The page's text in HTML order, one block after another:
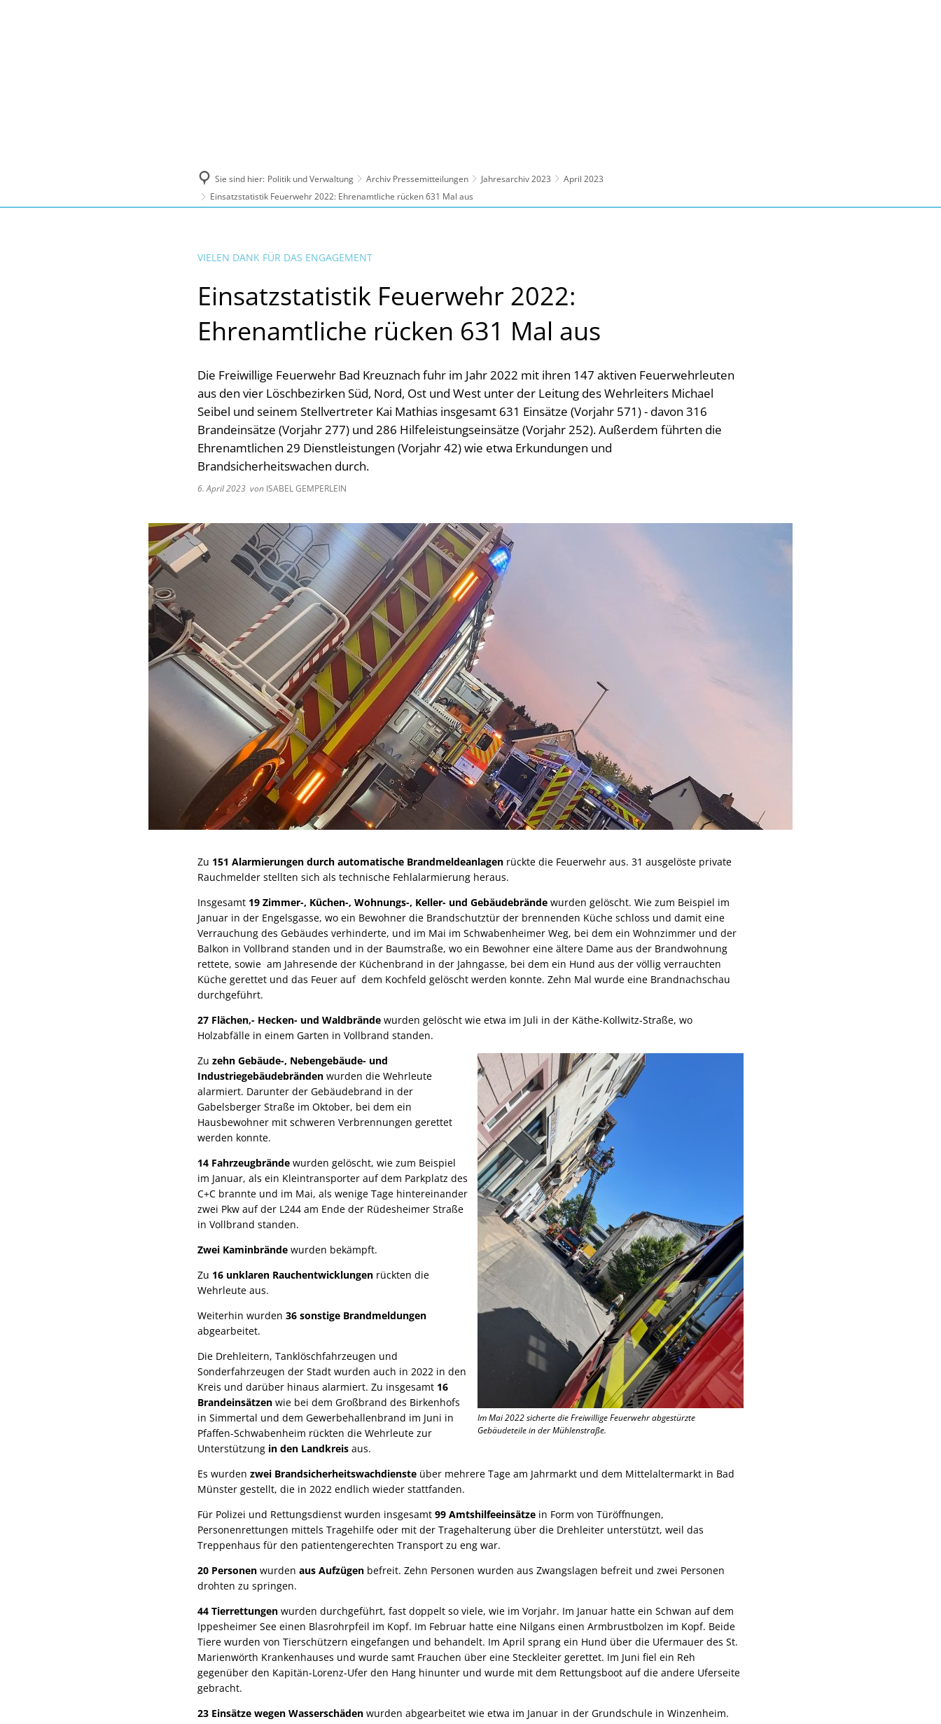
Sie sind hier: Politik und Verwaltung Archiv Pressemitteilungen Jahresarchiv 2023
April 2023
Einsatzstatistik Feuerwehr 2022: Ehrenamtliche rücken 631 Mal aus
VIELEN DANK FÜR DAS ENGAGEMENT
Einsatzstatistik Feuerwehr 2022:
Ehrenamtliche rücken 631 Mal aus
Die Freiwillige Feuerwehr Bad Kreuznach fuhr im Jahr 2022 mit ihren 147 aktiven Feuerwehrleuten
aus den vier Löschbezirken Süd, Nord, Ost und West unter der Leitung des Wehrleiters Michael
Seibel und seinem Stellvertreter Kai Mathias insgesamt 631 Einsätze (Vorjahr 571) - davon 316
Brandeinsätze (Vorjahr 277) und 286 Hilfeleistungseinsätze (Vorjahr 252). Außerdem führten die
Ehrenamtlichen 29 Dienstleistungen (Vorjahr 42) wie etwa Erkundungen und
Brandsicherheitswachen durch.
6. April 2023 von ISABEL GEMPERLEIN
Zu 151 Alarmierungen durch automatische Brandmeldeanlagen rückte die Feuerwehr aus. 31 ausgelöste private
Rauchmelder stellten sich als technische Fehlalarmierung heraus.
Insgesamt 19 Zimmer-, Küchen-, Wohnungs-, Keller- und Gebäudebrände wurden gelöscht. Wie zum Beispiel im
Januar in der Engelsgasse, wo ein Bewohner die Brandschutztür der brennenden Küche schloss und damit eine
Verrauchung des Gebäudes verhinderte, und im Mai im Schwabenheimer Weg, bei dem ein Wohnzimmer und der
Balkon in Vollbrand standen und in der Baumstraße, wo ein Bewohner eine ältere Dame aus der Brandwohnung
rettete, sowie am Jahresende der Küchenbrand in der Jahngasse, bei dem ein Hund aus der völlig verrauchten
Küche gerettet und das Feuer auf dem Kochfeld gelöscht werden konnte. Zehn Mal wurde eine Brandnachschau
durchgeführt.
27 Flächen,- Hecken- und Waldbrände wurden gelöscht wie etwa im Juli in der Käthe-Kollwitz-Straße, wo
Holzabfälle in einem Garten in Vollbrand standen.
Im Mai 2022 sicherte die Freiwillige Feuerwehr abgestürzte
Gebäudeteile in der Mühlenstraße.
Zu zehn Gebäude-, Nebengebäude- und
Industriegebäudebränden wurden die Wehrleute
alarmiert. Darunter der Gebäudebrand in der
Gabelsberger Straße im Oktober, bei dem ein
Hausbewohner mit schweren Verbrennungen gerettet
werden konnte.
14 Fahrzeugbrände wurden gelöscht, wie zum Beispiel
im Januar, als ein Kleintransporter auf dem Parkplatz des
C+C brannte und im Mai, als wenige Tage hintereinander
zwei Pkw auf der L244 am Ende der Rüdesheimer Straße
in Vollbrand standen.
Zwei Kaminbrände wurden bekämpft.
Zu 16 unklaren Rauchentwicklungen rückten die
Wehrleute aus.
Weiterhin wurden 36 sonstige Brandmeldungen
abgearbeitet.
Die Drehleitern, Tanklöschfahrzeugen und
Sonderfahrzeugen der Stadt wurden auch in 2022 in den
Kreis und darüber hinaus alarmiert. Zu insgesamt 16
Brandeinsätzen wie bei dem Großbrand des Birkenhofs
in Simmertal und dem Gewerbehallenbrand im Juni in
Pfaffen-Schwabenheim rückten die Wehrleute zur
Unterstützung in den Landkreis aus.
Es wurden zwei Brandsicherheitswachdienste über mehrere Tage am Jahrmarkt und dem Mittelaltermarkt in Bad
Münster gestellt, die in 2022 endlich wieder stattfanden.
Für Polizei und Rettungsdienst wurden insgesamt 99 Amtshilfeeinsätze in Form von Türöffnungen,
Personenrettungen mittels Tragehilfe oder mit der Tragehalterung über die Drehleiter unterstützt, weil das
Treppenhaus für den patientengerechten Transport zu eng war.
20 Personen wurden aus Aufzügen befreit. Zehn Personen wurden aus Zwangslagen befreit und zwei Personen
drohten zu springen.
44 Tierrettungen wurden durchgeführt, fast doppelt so viele, wie im Vorjahr. Im Januar hatte ein Schwan auf dem
Ippesheimer See einen Blasrohrpfeil im Kopf. Im Februar hatte eine Nilgans einen Armbrustbolzen im Kopf. Beide
Tiere wurden von Tierschützern eingefangen und behandelt. Im April sprang ein Hund über die Ufermauer des St.
Marienwörth Krankenhauses und wurde samt Frauchen über eine Steckleiter gerettet. Im Juni fiel ein Reh
gegenüber den Kapitän-Lorenz-Ufer den Hang hinunter und wurde mit dem Rettungsboot auf die andere Uferseite
gebracht.
23 Einsätze wegen Wasserschäden wurden abgearbeitet wie etwa im Januar in der Grundschule in Winzenheim.